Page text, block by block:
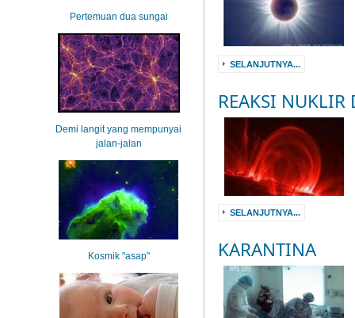
SELANJUTNYA...
REAKSI NUKLIR
SELANJUTNYA...
KARANTINA
Pertemuan dua sungai
Demi langit yang mempunyai
jalan-jalan
Kosmik "asap"